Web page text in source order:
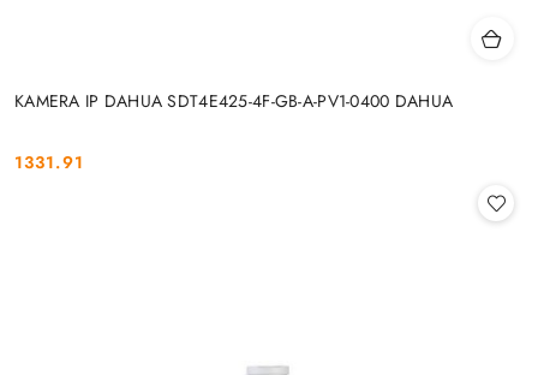
KAMERA IP DAHUA SDT4E425-4F-GB-A-PV1-0400 DAHUA
Cena:
1331.91